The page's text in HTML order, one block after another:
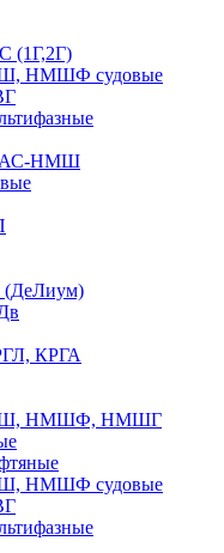
(1Г,2Г)
НМШФ судовые
НМШ
(ДеЛиум)
КРГА
НМШФ, НМШГ
НМШФ судовые